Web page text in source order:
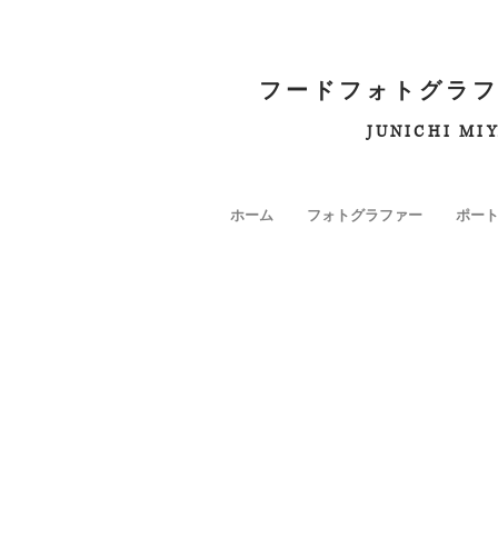
フードフォトグラ
JUNICHI
ホーム フォトグラファー ポー